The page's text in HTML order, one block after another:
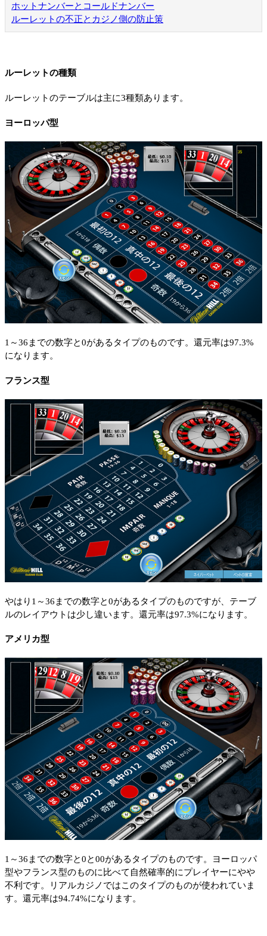
ホットナンバーとコールドナンバー
ルーレットの不正とカジノ側の防止策
ルーレットの種類
ルーレットのテーブルは主に3種類あります。
ヨーロッパ型
1～36までの数字と0があるタイプのものです。還元率は97.3%
になります。
フランス型
やはり1～36までの数字と0があるタイプのものですが、テーブ
ルのレイアウトは少し違います。還元率は97.3%になります。
アメリカ型
1～36までの数字と0と00があるタイプのものです。ヨーロッパ
型やフランス型のものに比べて自然確率的にプレイヤーにやや
不利です。リアルカジノではこのタイプのものが使われていま
す。還元率は94.74%になります。